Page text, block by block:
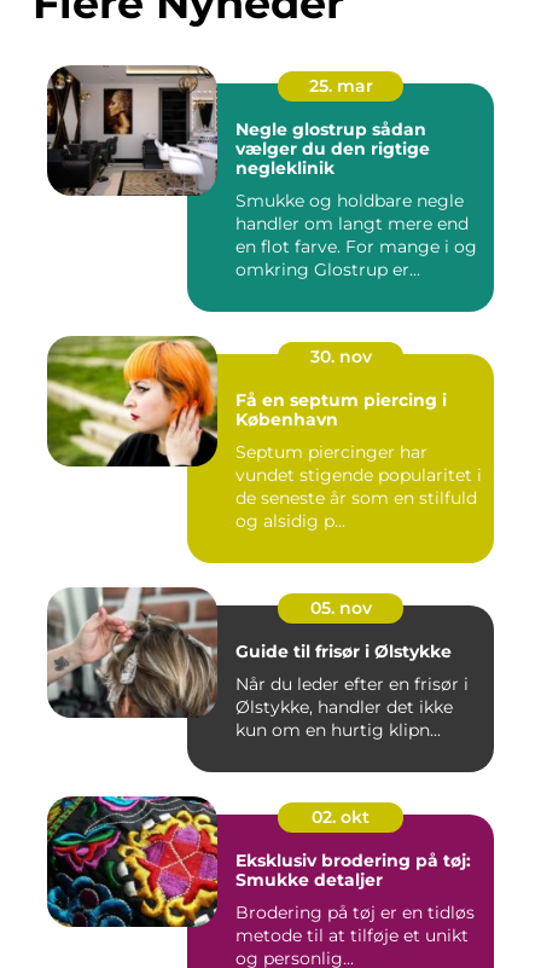
25. mar
Negle glostrup sådan
vælger du den rigtige
negleklinik
Smukke og holdbare negle
handler om langt mere end
en flot farve. For mange i og
omkring Glostrup er...
30. nov
Få en septum piercing i
København
Septum piercinger har
vundet stigende popularitet i
de seneste år som en stilfuld
og alsidig p...
05. nov
Guide til frisør i Ølstykke
Når du leder efter en frisør i
Ølstykke, handler det ikke
kun om en hurtig klipn...
02. okt
Eksklusiv brodering på tøj:
Smukke detaljer
Brodering på tøj er en tidløs
metode til at tilføje et unikt
og personlig...